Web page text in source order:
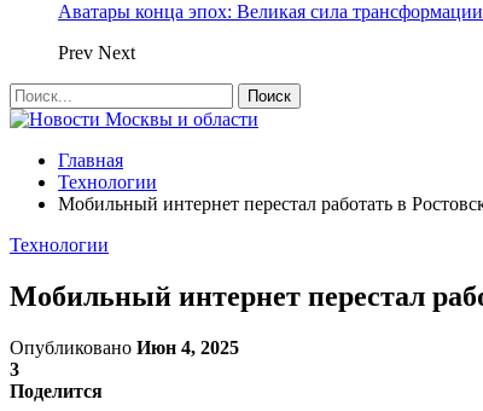
Аватары конца эпох: Великая сила
Prev Next
Главная
Технологии
Мобильный интернет перестал работать в
Технологии
Мобильный интернет перестал
Опубликовано Июн 4, 2025
3
Поделится